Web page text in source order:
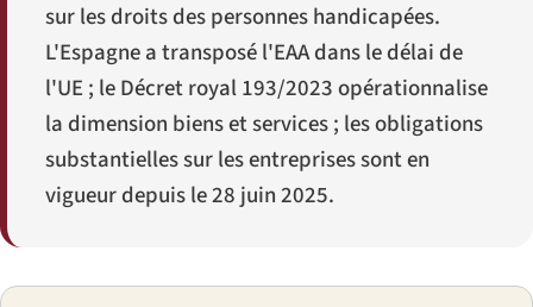
sur les droits des personnes handicapées.
L'Espagne a transposé l'EAA dans le délai de
l'UE ; le Décret royal 193/2023 opérationnalise
la dimension biens et services ; les obligations
substantielles sur les entreprises sont en
vigueur depuis le 28 juin 2025.